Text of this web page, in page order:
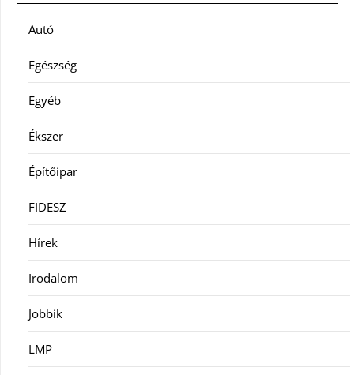
Autó
Egészség
Egyéb
Ékszer
Építőipar
FIDESZ
Hírek
Irodalom
Jobbik
LMP